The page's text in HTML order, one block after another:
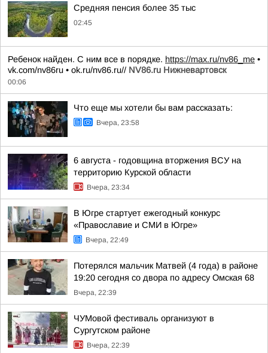
Средняя пенсия более 35 тыс
02:45
Ребенок найден. С ним все в порядке. https://max.ru/nv86_me •
vk.com/nv86ru • ok.ru/nv86.ru// NV86.ru Нижневартовск
00:06
Что еще мы хотели бы вам рассказать:
Вчера, 23:58
6 августа - годовщина вторжения ВСУ на
территорию Курской области
Вчера, 23:34
В Югре стартует ежегодный конкурс
«Православие и СМИ в Югре»
Вчера, 22:49
Потерялся мальчик Матвей (4 года) в районе
19:20 сегодня со двора по адресу Омская 68
Вчера, 22:39
ЧУМовой фестиваль организуют в
Сургутском районе
Вчера, 22:39